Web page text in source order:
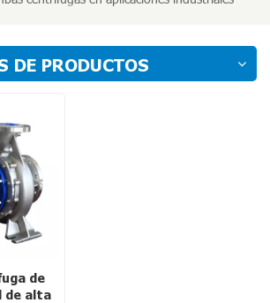
DE PRODUCTOS
de
de alta